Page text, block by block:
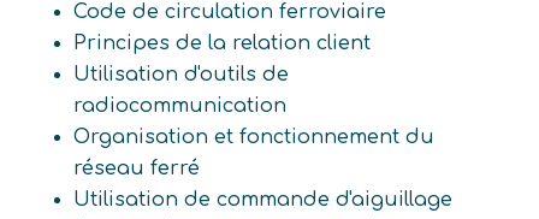
Code de circulation ferroviaire
Principes de la relation client
Utilisation d'outils de
radiocommunication
Organisation et fonctionnement du
réseau ferré
Utilisation de commande d'aiguillage